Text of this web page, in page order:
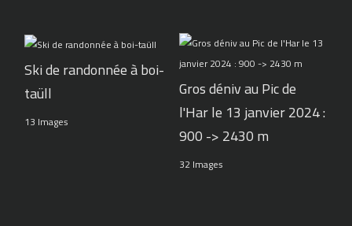
Ski de randonnée à boi-
taüll
13 Images
Gros déniv au Pic de
l'Har le 13 janvier 2024 :
900 -> 2430 m
32 Images